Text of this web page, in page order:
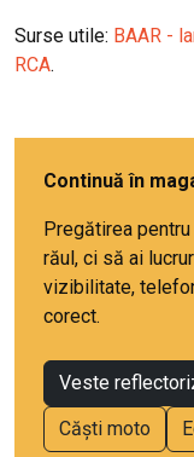
Surse utile: BAAR -
RCA.
Continuă în
Pregătirea
răul, ci să ai
vizibilitate,
corect.
Veste
Căști moto